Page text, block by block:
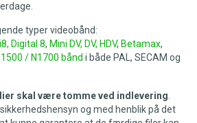
typer videobånd:
Digital 8, Mini DV, DV, HDV, Betamax,
/ N1700 bånd i både PAL, SECAM og
skal være tomme ved indlevering
og med henblik på det